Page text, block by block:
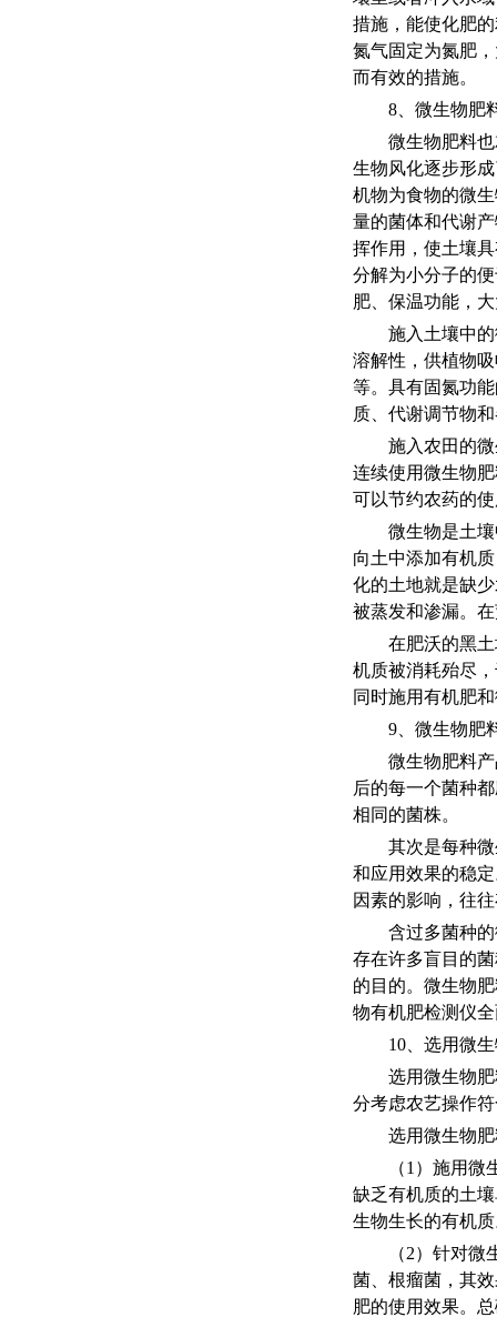
措施，能使化肥
氮气固定为氮肥
而有效的措施。
8、微生物肥
微生物肥料
生物风化逐步形
机物为食物的微
量的菌体和代谢
挥作用，使土壤
分解为小分子的
肥、保温功能，
施入土壤中
溶解性，供植物
等。具有固氮功
质、代谢调节物
施入农田的
连续使用微生物
可以节约农药的
微生物是土
向土中添加有机
化的土地就是缺
被蒸发和渗漏。
在肥沃的黑
机质被消耗殆尽
同时施用有机肥
9、微生物肥
微生物肥料
后的每一个菌种
相同的菌株。
其次是每种
和应用效果的稳
因素的影响，往
含过多菌种
存在许多盲目的
的目的。微生物
物有机肥检测仪
10、选用微
选用微生物
分考虑农艺操作
选用微生物
（1）施用微
缺乏有机质的土
生物生长的有机
（2）针对微
菌、根瘤菌，其
肥的使用效果。